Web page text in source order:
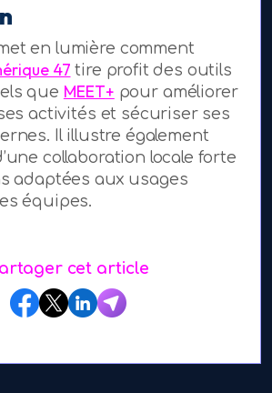
en lumière comment
47 tire profit des outils
que MEET+ pour améliorer
activités et sécuriser ses
Il illustre également
collaboration locale forte
adaptées aux usages
équipes.
cet article